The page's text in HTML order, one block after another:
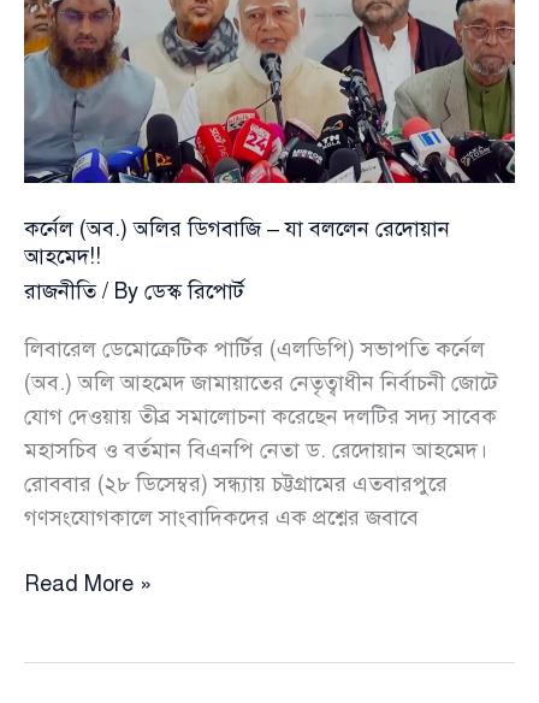
কর্নেল (অব.) অলির ডিগবাজি – যা বললেন রেদোয়ান
আহমেদ!!
রাজনীতি/ By ডেস্ক রিপোর্ট
লিবারেল ডেমোক্রেটিক পার্টির (এলডিপি) সভাপতি কর্নেল
(অব.) অলি আহমেদ জামায়াতের নেতৃত্বাধীন নির্বাচনী জোটে
যোগ দেওয়ায় তীব্র সমালোচনা করেছেন দলটির সদ্য সাবেক
মহাসচিব ও বর্তমান বিএনপি নেতা ড. রেদোয়ান আহমেদ।
রোববার (২৮ ডিসেম্বর) সন্ধ্যায় চট্টগ্রামের এতবারপুরে
গণসংযোগকালে সাংবাদিকদের এক প্রশ্নের জবাবে
কর্নেল
Read More »